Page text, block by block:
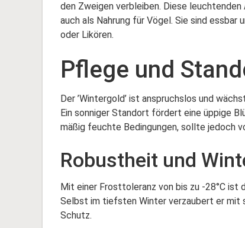
den Zweigen verbleiben. Diese
auch als Nahrung für Vögel. Sie sind
oder Likören.
Pflege und
Der ’Wintergold’ ist anspruchslos und
Ein sonniger Standort fördert eine üppige
mäßig feuchte Bedingungen, sollte jedoch
Robustheit und
Mit einer Frosttoleranz von bis zu -28°C ist
Selbst im tiefsten Winter verzaubert er mit
Schutz.